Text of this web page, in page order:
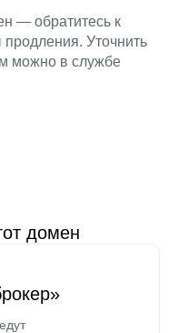
— обратитесь к
Уточнить
можно в службе
домен